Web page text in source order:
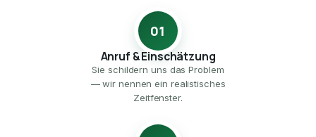
01
Anruf & Einschätzung
Sie schildern uns das Problem
— wir nennen ein realistisches
Zeitfenster.